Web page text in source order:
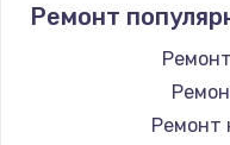
Ремонт
Ремонт